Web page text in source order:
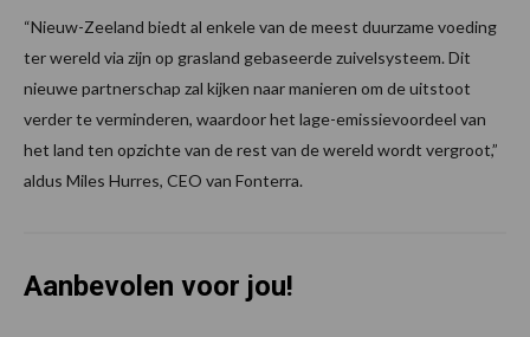
“Nieuw-Zeeland biedt al enkele van de meest duurzame voeding
ter wereld via zijn op grasland gebaseerde zuivelsysteem. Dit
nieuwe partnerschap zal kijken naar manieren om de uitstoot
verder te verminderen, waardoor het lage-emissievoordeel van
het land ten opzichte van de rest van de wereld wordt vergroot,”
aldus Miles Hurres, CEO van Fonterra.
Aanbevolen voor jou!